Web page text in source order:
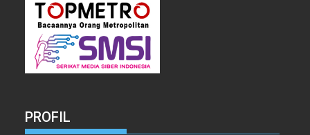
PROFIL